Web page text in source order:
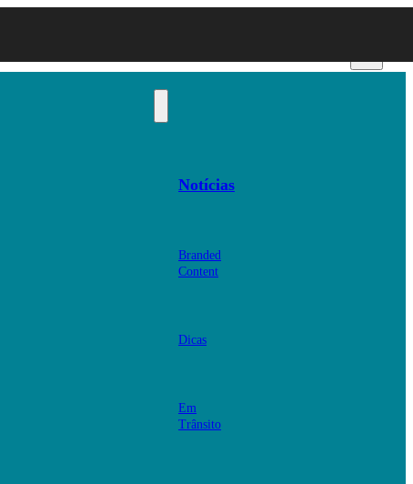
Notícias
Branded
Content
Dicas
Em
Trânsito